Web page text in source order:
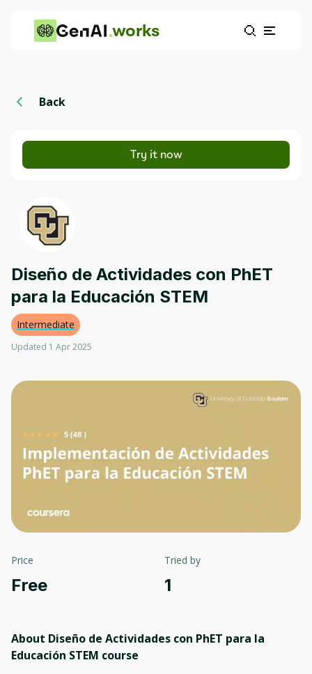
works
Back
Try it now
Diseño de Actividades con PhET
para la Educación STEM
Intermediate
Updated 1 Apr 2025
Price
Free
Tried by
1
About Diseño de Actividades con PhET para la
Educación STEM course